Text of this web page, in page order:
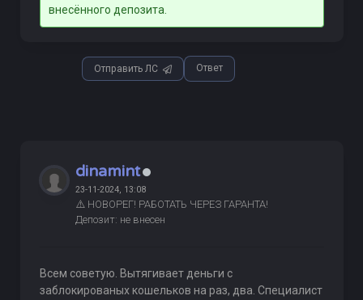
внесённого депозита.
Отправить ЛС Ответ
dinamint
23-11-2024, 13:08
⚠️ НОВОРЕГ! РАБОТАТЬ ЧЕРЕЗ ГАРАНТА!
Депозит: не внесен
Всем советую. Вытягивает деньги с
заблокированых кошельков на раз, два. Специалист